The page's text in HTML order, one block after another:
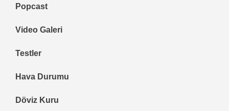
Popcast
Video Galeri
Testler
Hava Durumu
Döviz Kuru